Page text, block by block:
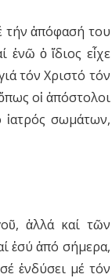
τήν ἀπόφασή του
ἐνῶ ὁ ἴδιος εἶχε
τόν Χριστό τόν
οἱ ἀπόστολοι
ἰατρός σωμάτων,
ἀλλά καί τῶν
ἐσύ ἀπό σήμερα,
ἐνδύσει μέ τόν